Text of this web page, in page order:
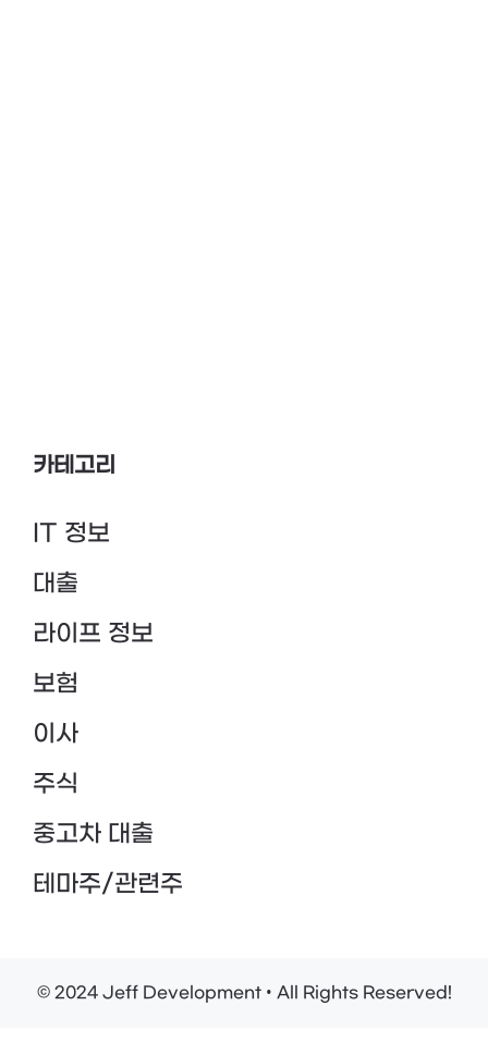
카테고리
IT 정보
대출
라이프 정보
보험
이사
주식
중고차 대출
테마주/관련주
© 2024 Jeff Development • All Rights Reserved!